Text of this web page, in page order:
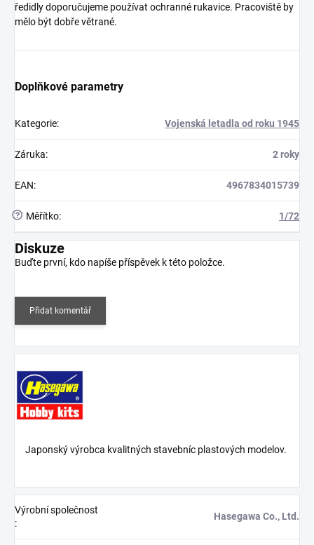
ředidly doporučujeme používat ochranné rukavice. Pracoviště by
mělo být dobře větrané.
Doplňkové parametry
Kategorie: Vojenská letadla od roku 1945
Záruka: 2 roky
EAN: 4967834015739
? Měřítko: 1/72
Diskuze
Buďte první, kdo napíše příspěvek k této položce.
Přidat komentář
Japonský výrobca kvalitných stavebníc plastových modelov.
Výrobní společnost
:
Hasegawa Co., Ltd.